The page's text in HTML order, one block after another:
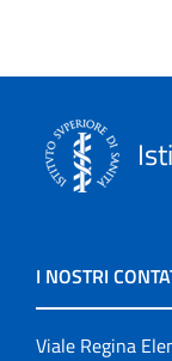
I NOSTRI
Viale Regina